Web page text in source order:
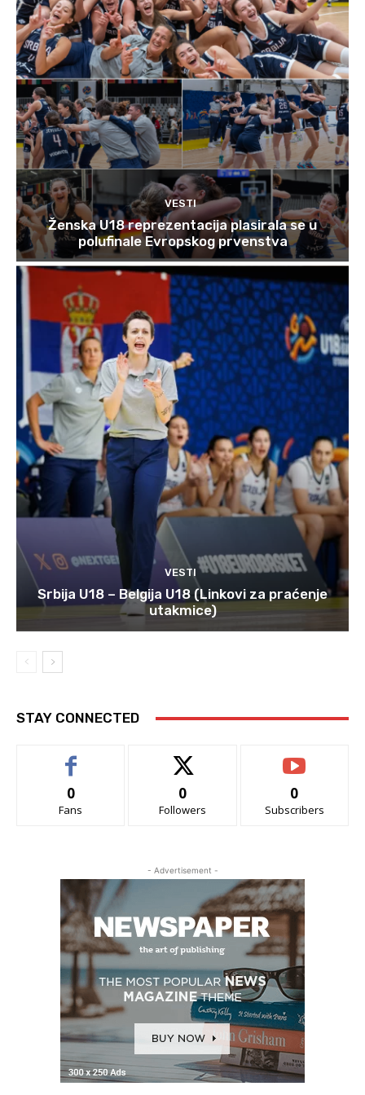
VESTI
Ženska U18 reprezentacija plasirala se u
polufinale Evropskog prvenstva
VESTI
Srbija U18 – Belgija U18 (Linkovi za praćenje
utakmice)
STAY CONNECTED
0
Fans
0
Followers
0
Subscribers
- Advertisement -